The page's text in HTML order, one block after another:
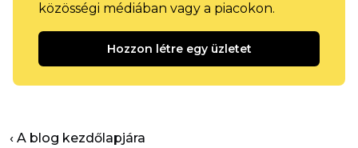
közösségi médiában vagy a piacokon.
Hozzon létre egy üzletet
‹ A blog kezdőlapjára